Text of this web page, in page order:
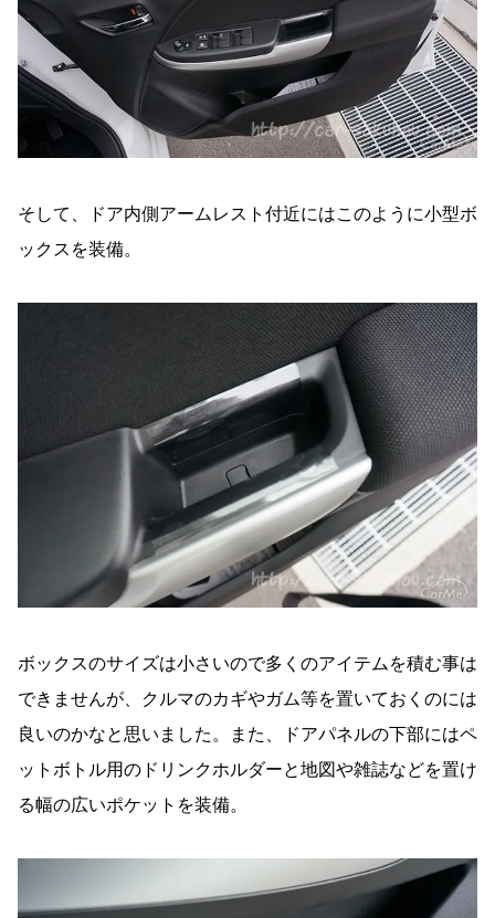
そして、ドア内側アームレスト付近にはこのように小型ボ
ックスを装備。
ボックスのサイズは小さいので多くのアイテムを積む事は
できませんが、クルマのカギやガム等を置いておくのには
良いのかなと思いました。また、ドアパネルの下部にはペ
ットボトル用のドリンクホルダーと地図や雑誌などを置け
る幅の広いポケットを装備。